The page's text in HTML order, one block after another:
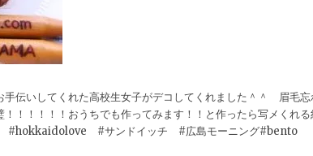
伝いしてくれた高校生女子がデコしてくれました＾＾ 眉毛忘
！！！！おうちでも作ってみます！！と作ったら写メくれる
#hokkaidolove #サンドイッチ #広島モーニング#bento